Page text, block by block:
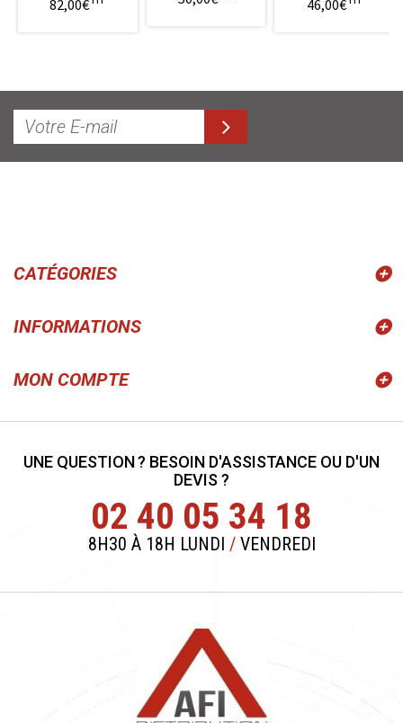
82,00€ 46,00€
CATÉGORIES
INFORMATIONS
MON COMPTE
UNE QUESTION ? BESOIN D'ASSISTANCE OU D'UN
DEVIS ?
02 40 05 34 18
8H30 À 18H LUNDI /VENDREDI